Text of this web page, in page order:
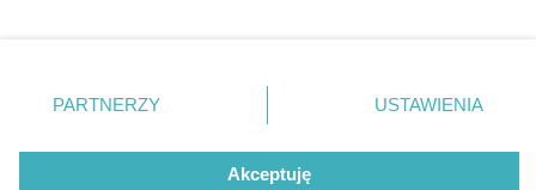
Gliwice
zmienić/wycofać klikając przycisk ustawień prywatności
znajdujący się w lewym dolnym rogu strony
rodzaje przetwarzania danych nie wymagają zgody
użytkownika, ale masz prawo sprzeciwić się takiemu
PARTNERZY USTAWIENIA
Akceptuję